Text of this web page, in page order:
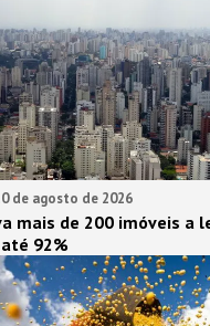
de agosto de 2026
mais de 200 imóveis a
92%